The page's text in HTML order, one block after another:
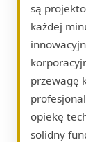
są
każdej
przewagę
opiekę
solidny